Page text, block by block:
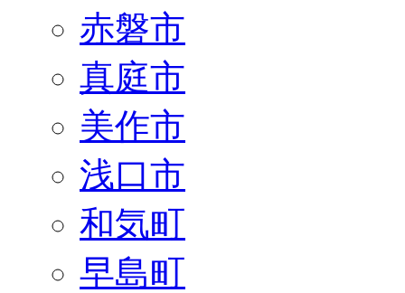
赤磐市
真庭市
美作市
浅口市
和気町
早島町